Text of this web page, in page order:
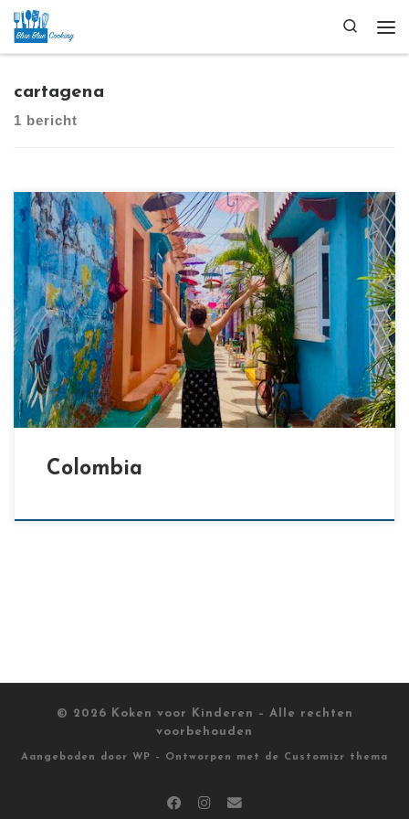
Ga naar inhoud
Search
cartagena
1 bericht
[…]
Colombia
© 2026 Koken voor Kinderen
– Alle rechten
voorbehouden
Aangeboden door WP – Ontworpen met de Customizr thema